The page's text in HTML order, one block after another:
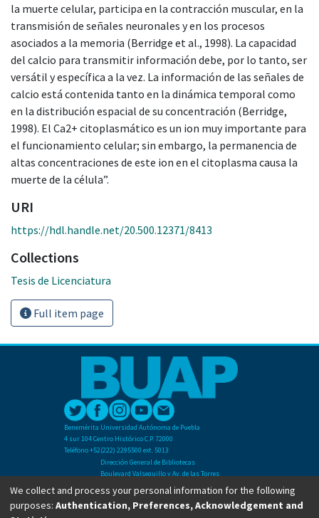
la muerte celular, participa en la contracción muscular, en la
transmisión de señales neuronales y en los procesos
asociados a la memoria (Berridge et al., 1998). La capacidad
del calcio para transmitir información debe, por lo tanto, ser
versátil y específica a la vez. La información de las señales de
calcio está contenida tanto en la dinámica temporal como
en la distribución espacial de su concentración (Berridge,
1998). El Ca2+ citoplasmático es un ion muy importante para
el funcionamiento celular; sin embargo, la permanencia de
altas concentraciones de este ion en el citoplasma causa la
muerte de la célula”.
URI
https://hdl.handle.net/20.500.12371/8413
Collections
Tesis de Licenciatura
Full item page
Benemérita Universidad Autónoma de Puebla
4 sur 104 Centro Histórico C.P. 72000
Teléfono +52(222) 2295500 ext. 5013
Dirección General de Bibliotecas
Boulevard Valsequillo y Av. de las Torres
Ciudad Universitaria. Col. San Manuel
C.P. 72570
Teléfono +52 (222) 2295500 Ext 2901
We collect and process your personal information for the following
purposes: Authentication, Preferences, Acknowledgement and